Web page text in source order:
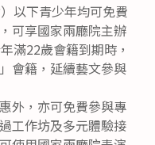
以下青少年均可免費
可享國家兩廳院主辦
滿22歲會籍到期時，
會籍，延續藝文參與
外，亦可免費參與專
工作坊及多元體驗接